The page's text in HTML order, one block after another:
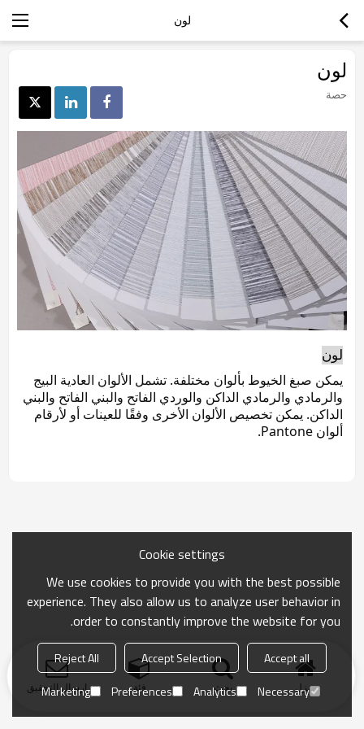
لون
لون
حصة
لون
يمكن صبغ الخيوط بألوان مختلفة. تشمل الألوان العادية البيج
والرمادي والرمادي الداكن والوردي الفاتح والبني الفاتح والبني
الداكن. يمكن تخصيص الألوان الأخرى وفقًا للعينات أو لأرقام
ألوان Pantone.
منزل بحث فئة ارسال التحقيق
Cookie settings
We use cookies to provide you with the best possible
experience. They also allow us to analyze user behavior in
order to constantly improve the website for you.
Accept all
Accept Selection
Reject All
Necessary
Analytics
Preferences
Marketing